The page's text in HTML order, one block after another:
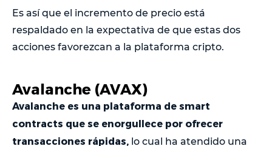
Es así que el incremento de precio está
respaldado en la expectativa de que estas dos
acciones favorezcan a la plataforma cripto.
Avalanche (AVAX)
Avalanche es una plataforma de smart
contracts que se enorgullece por ofrecer
transacciones rápidas, lo cual ha atendido una